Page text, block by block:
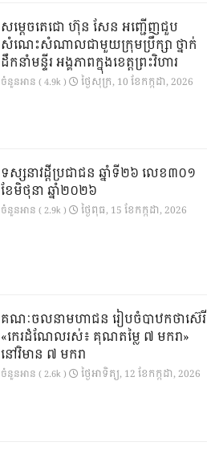
សម្តេចតេជោ ហ៊ុន សែន អញ្ជើញជួប
សំណេះសំណាលជាមួយក្រុមប្រឹក្សា ថ្នាក់
ដឹកនាំមន្ទីរ អង្គភាពក្នុងខេត្តព្រះវិហារ
ចំនួនអាន ( 4.9k ) ថ្ងៃ​សុក្រ, 10 ខែ​កក្កដា, 2026
ទស្សនាវដ្ដីប្រជាជន ឆ្នាំទី២៦ លេខ៣០១
ខែមិថុនា ឆ្នាំ២០២៦
ចំនួនអាន ( 2.9k ) ថ្ងៃ​ពុធ, 15 ខែ​កក្កដា, 2026
គណៈចលនាមហាជន រៀបចំបាឋកថាស៊េរី
«កេរដំណែលរស់៖ គុណតម្លៃ ៧ មករា»
នៅវិមាន ៧ មករា
ចំនួនអាន ( 2.6k ) ថ្ងៃ​អាទិត្យ, 12 ខែ​កក្កដា, 2026